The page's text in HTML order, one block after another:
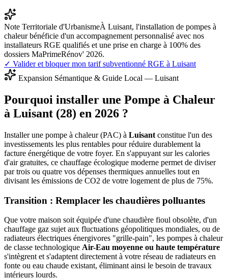
Note Territoriale d'UrbanismeÀ Luisant, l'installation de pompes à
chaleur bénéficie d'un accompagnement personnalisé avec nos
installateurs RGE qualifiés et une prise en charge à 100% des
dossiers MaPrimeRénov' 2026.
✓ Valider et bloquer mon tarif subventionné RGE à Luisant
Expansion Sémantique & Guide Local — Luisant
Pourquoi installer une Pompe à Chaleur
à Luisant (28) en 2026 ?
Installer une pompe à chaleur (PAC) à Luisant constitue l'un des
investissements les plus rentables pour réduire durablement la
facture énergétique de votre foyer. En s'appuyant sur les calories
d'air gratuites, ce chauffage écologique moderne permet de diviser
par trois ou quatre vos dépenses thermiques annuelles tout en
divisant les émissions de CO2 de votre logement de plus de 75%.
Transition : Remplacer les chaudières polluantes
Que votre maison soit équipée d'une chaudière fioul obsolète, d'un
chauffage gaz sujet aux fluctuations géopolitiques mondiales, ou de
radiateurs électriques énergivores "grille-pain", les pompes à chaleur
de classe technologique Air-Eau moyenne ou haute température
s'intègrent et s'adaptent directement à votre réseau de radiateurs en
fonte ou eau chaude existant, éliminant ainsi le besoin de travaux
intérieurs lourds.